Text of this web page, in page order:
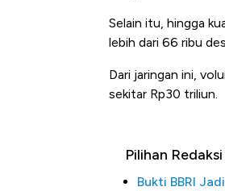
Selain itu, hingga
lebih dari 66 ribu
Dari jaringan ini,
sekitar Rp30 triliun.
Pilihan Redaksi
Bukti BBRI